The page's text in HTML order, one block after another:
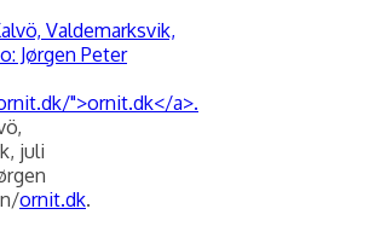
juli
ornit.dk.